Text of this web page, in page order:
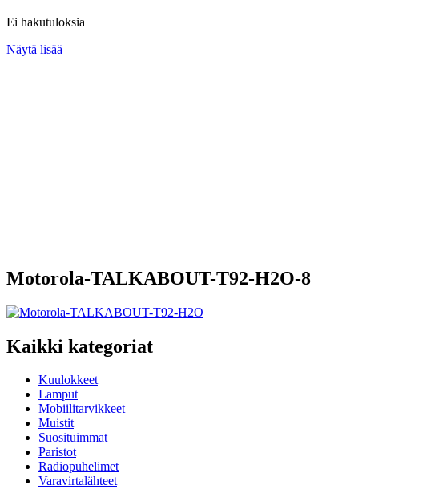
Ei hakutuloksia
Näytä lisää
Motorola-TALKABOUT-T92-H2O-8
Kaikki kategoriat
Kuulokkeet
Lamput
Mobiilitarvikkeet
Muistit
Suosituimmat
Paristot
Radiopuhelimet
Varavirtalähteet